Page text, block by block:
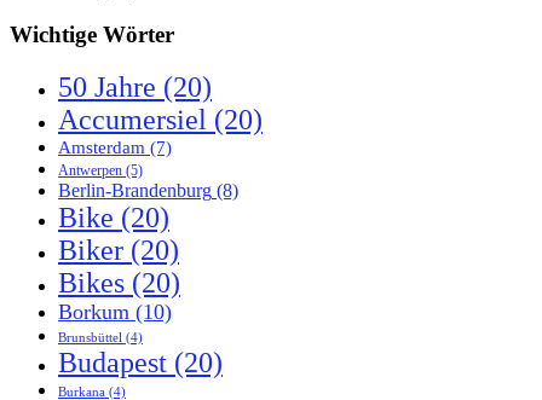
Wichtige Wörter
50 Jahre (20)
Accumersiel (20)
Amsterdam (7)
Antwerpen (5)
Berlin-Brandenburg (8)
Bike (20)
Biker (20)
Bikes (20)
Borkum (10)
Brunsbüttel (4)
Budapest (20)
Burkana (4)